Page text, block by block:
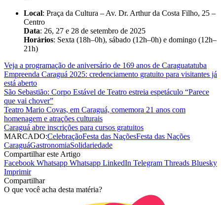
Local: Praça da Cultura – Av. Dr. Arthur da Costa Filho, 25 –
Centro
Data: 26, 27 e 28 de setembro de 2025
Horários: Sexta (18h–0h), sábado (12h–0h) e domingo (12h–
21h)
Veja a programação de aniversário de 169 anos de Caraguatatuba
Empreenda Caraguá 2025: credenciamento gratuito para visitantes já
está aberto
São Sebastião: Corpo Estável de Teatro estreia espetáculo “Parece
que vai chover”
Teatro Mario Covas, em Caraguá, comemora 21 anos com
homenagem e atrações culturais
Caraguá abre inscrições para cursos gratuitos
MARCADO:CelebraçãoFesta das NaçõesFesta das Nações
CaraguáGastronomiaSolidariedade
Compartilhar este Artigo
Facebook Whatsapp Whatsapp LinkedIn Telegram Threads Bluesky
Imprimir
Compartilhar
O que você acha desta matéria?